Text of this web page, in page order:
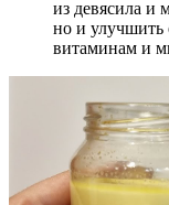
из девясила и
но и улучшить
витаминам и